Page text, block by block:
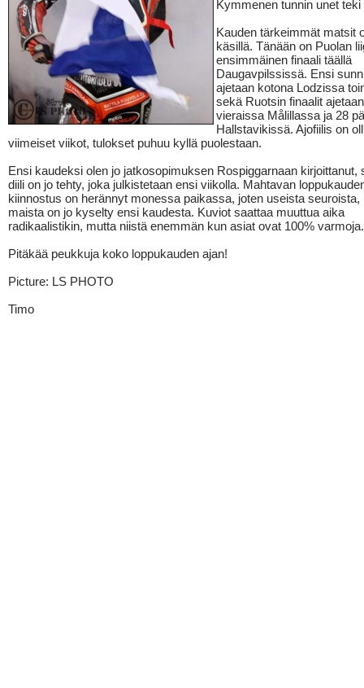
Kymmenen tunnin unet
Kauden tärkeimmät matsit
käsillä. Tänään on Puolan
ensimmäinen finaali täällä
Daugavpilssissä. Ensi
ajetaan kotona Lodzissa
sekä Ruotsin finaalit
vieraissa Målillassa ja 28
Hallstavikissä. Ajofiilis on
viimeiset viikot, tulokset puhuu kyllä puolestaan.
Ensi kaudeksi olen jo jatkosopimuksen Rospiggarnaan kirjoittanut,
diili on jo tehty, joka julkistetaan ensi viikolla. Mahtavan
kiinnostus on herännyt monessa paikassa, joten useista seuroista,
maista on jo kyselty ensi kaudesta. Kuviot saattaa muuttua aika
radikaalistikin, mutta niistä enemmän kun asiat ovat 100% varmoja.
Pitäkää peukkuja koko loppukauden ajan!
Picture: LS PHOTO
Timo